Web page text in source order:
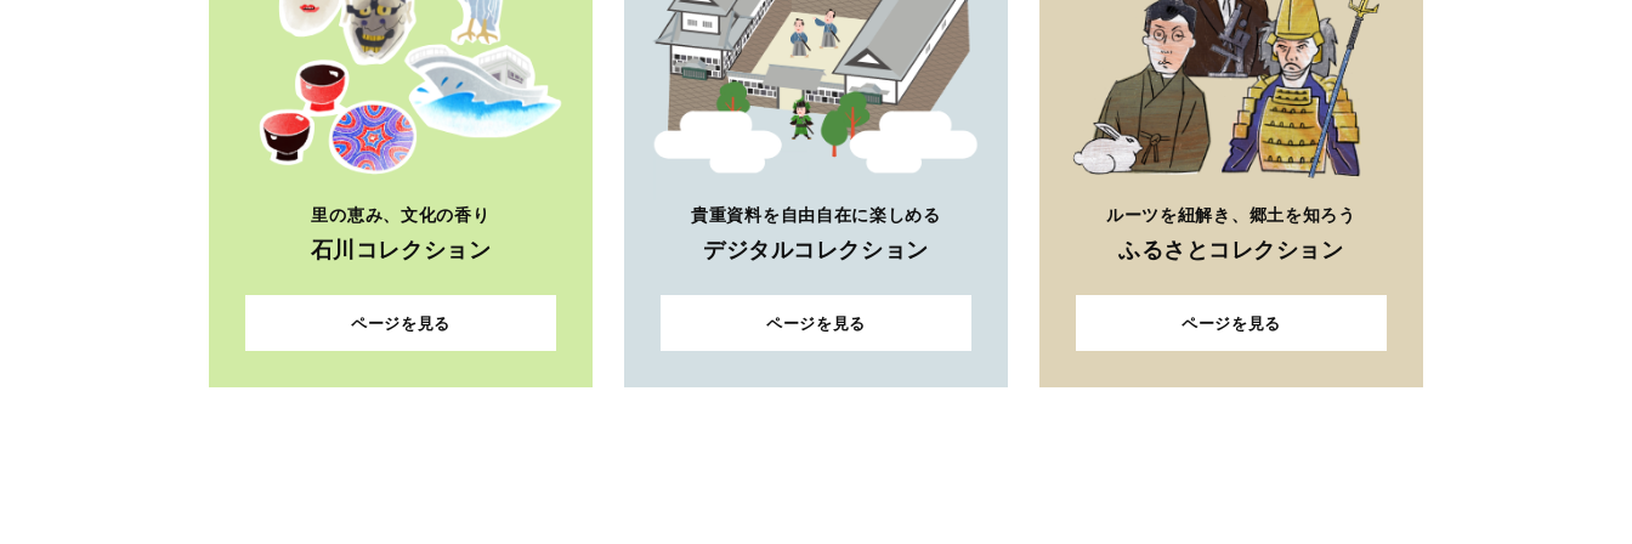
里の恵み、文化の香り
石川コレクション
ページを見る
貴重資料を自由自在に楽しめる
デジタルコレクション
ページを見る
ルーツを紐解き、郷土を知ろう
ふるさとコレクション
ページを見る